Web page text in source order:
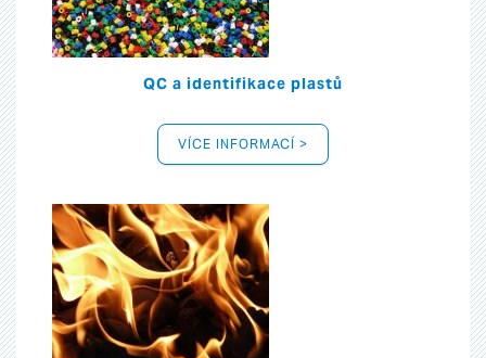
QC a identifikace plastů
VÍCE INFORMACÍ >